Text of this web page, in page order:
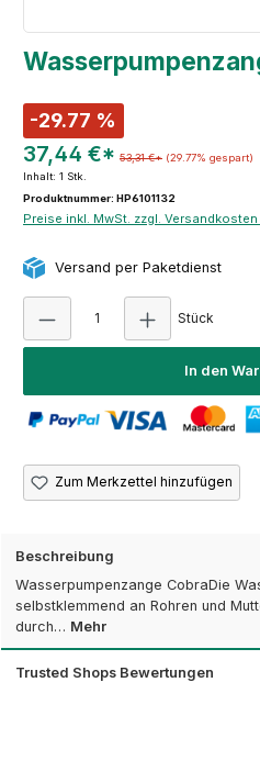
-29.77 %
37,44 €* 53,31 €* (29.77% gespart)
Inhalt: 1 Stk.
Produktnummer: HP6101132
Preise inkl. MwSt. zzgl.
Versand per Paketdienst
Stück
In den
Zum Merkzettel hinzufügen
Beschreibung
Wasserpumpenzange CobraDie
selbstklemmend an Rohren und
durch… Mehr
Trusted Shops Bewertungen